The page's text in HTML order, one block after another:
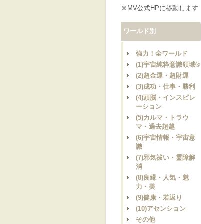
※MV公式HPに移動します
ワールド別
強力！全ワールド
(1)宇宙純粋意識領域®
(2)超金運・超財運
(3)成功・仕事・勝利
(4)頭脳・インスピレ
ーション
(5)カルマ・トラウ
マ・過去超越
(6)宇宙情報・宇宙意
識
(7)邪気祓い・霊障解
消
(8)良縁・人気・魅
力・美
(9)健康・若返り
(10)アセンション
その他